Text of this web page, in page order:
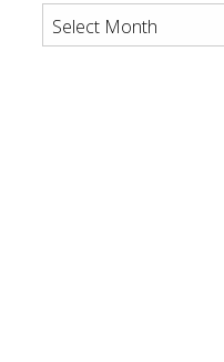
Archives